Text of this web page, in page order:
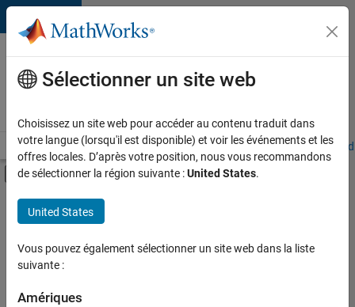
Passer au contenu
Votre
carrière
chez
Accueil Explorer nos opportunités Adresses de nos bureaux
Activer/désactiver l'affichage du menu
Contenu principal
FILTRER PAR
Ingénierie des versions
Expérience utilisateur
Sélectionner un site web
Choisissez un site web pour accéder au contenu traduit dans
votre langue (lorsqu'il est disponible) et voir les événements et les
offres locales. D’après votre position, nous vous recommandons
de sélectionner la région suivante :United States.
United States
Vous pouvez également sélectionner un site web dans la liste
suivante :
Amériques